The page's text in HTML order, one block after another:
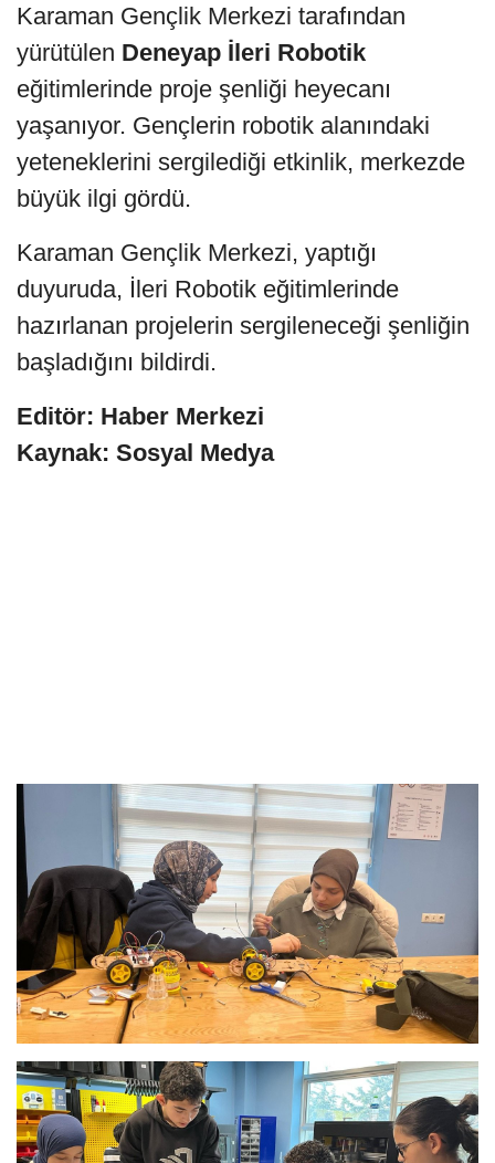
Karaman Gençlik Merkezi tarafından
yürütülen Deneyap İleri Robotik
eğitimlerinde proje şenliği heyecanı
yaşanıyor. Gençlerin robotik alanındaki
yeteneklerini sergilediği etkinlik, merkezde
büyük ilgi gördü.
Karaman Gençlik Merkezi, yaptığı
duyuruda, İleri Robotik eğitimlerinde
hazırlanan projelerin sergileneceği şenliğin
başladığını bildirdi.
Editör: Haber Merkezi
Kaynak: Sosyal Medya